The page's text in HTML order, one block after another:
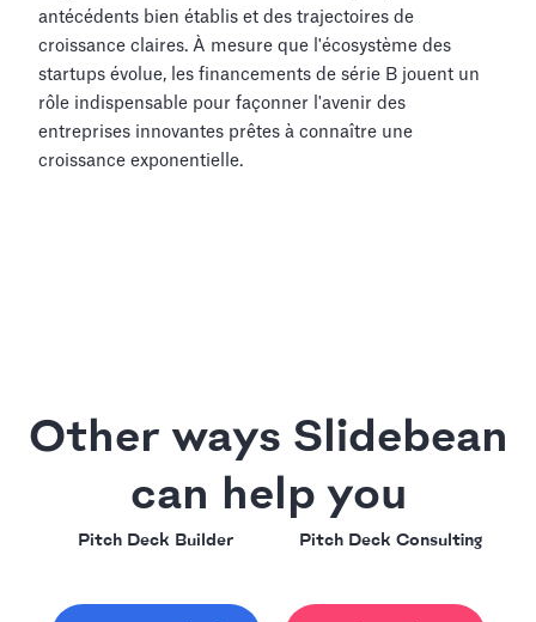
antécédents bien établis et des trajectoires de
croissance claires. À mesure que l'écosystème des
startups évolue, les financements de série B jouent un
rôle indispensable pour façonner l'avenir des
entreprises innovantes prêtes à connaître une
croissance exponentielle.
Other ways Slidebean
can help you
Pitch Deck Builder Pitch Deck Consulting